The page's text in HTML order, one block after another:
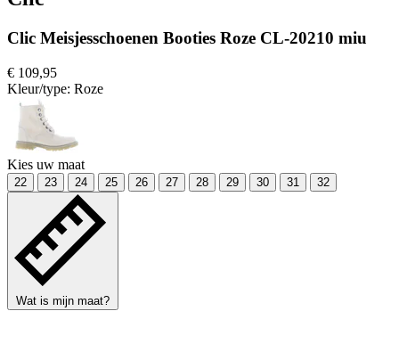
Clic Meisjesschoenen Booties Roze CL-20210 miu
€ 109,95
Kleur/type: Roze
Kies uw maat
22 23 24 25 26 27 28 29 30 31 32
Wat is mijn maat?